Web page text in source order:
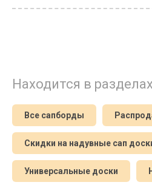
Находится в разделах
Все сапборды
Скидки на надувные сап
Универсальные доски